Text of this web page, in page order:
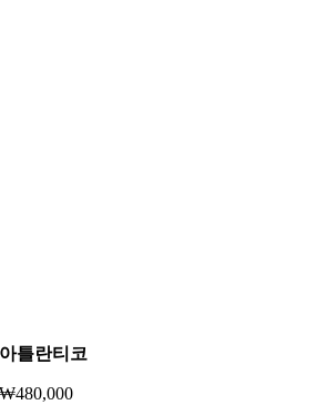
아틀란티코
₩480,000